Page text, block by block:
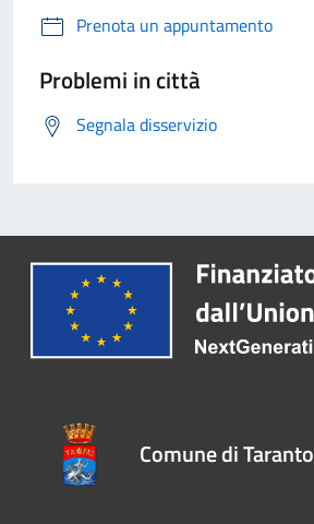
Prenota un appuntamento
Problemi in città
Segnala disservizio
Comune di Taranto